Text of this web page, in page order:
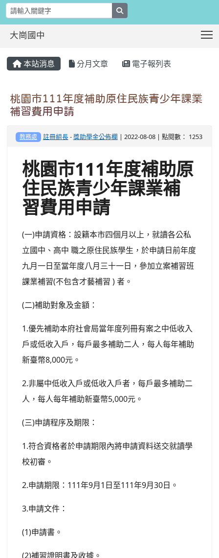
大崗國中
本站消息 分月文章 電子報列表
桃園市111年度補助原住民族青少年課業
補習費用申請
教務處 註冊組長-獎助學金公佈欄 | 2022-08-08 | 點閱數： 1253
桃園市111年度補助原
住民族青少年課業補
習費用申請
(一)申請資格：設籍本市四個月以上，就讀各公私
立國中、高中 職之原住民族學生，於申請日前年度
九月一日至當年度八月三十一日，參加立案補習班
課業補習(不包含才藝補習 ) 者。
(二)補助對象及金額：
1.優先補助本府社會局當年度列冊有案之中低收入
戶或低收入戶，每戶最多補助二人，每人每年補助
新臺幣8,000元。
2.非屬中低收入戶或低收入戶者，每戶最多補助二
人，每人每年補助新臺幣5,000元。
(三)申請程序及期限：
1.符合資格者於申請期限內將申請資料送交就讀學
校初審。
2.申請期限：111年9月1日至111年9月30日。
3.申請文件：
(1)申請書。
(2)補習證明書及收據 。